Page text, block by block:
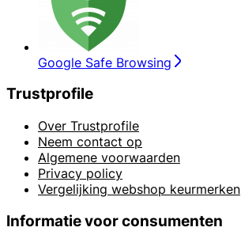
Google Safe Browsing
Trustprofile
Over Trustprofile
Neem contact op
Algemene voorwaarden
Privacy policy
Vergelijking webshop keurmerken
Informatie voor consumenten